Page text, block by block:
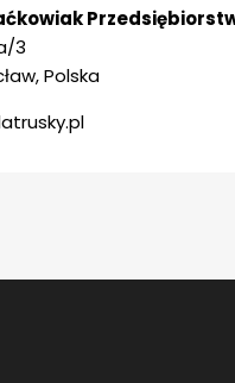
3
Polska